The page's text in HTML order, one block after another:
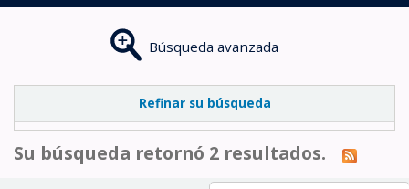
Búsqueda avanzada
Refinar su búsqueda
Su búsqueda retornó 2 resultados.